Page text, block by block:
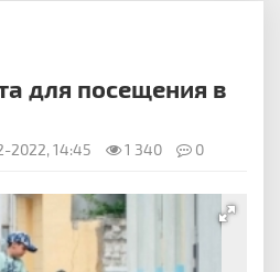
для посещения в
2022, 14:45 1 340 0